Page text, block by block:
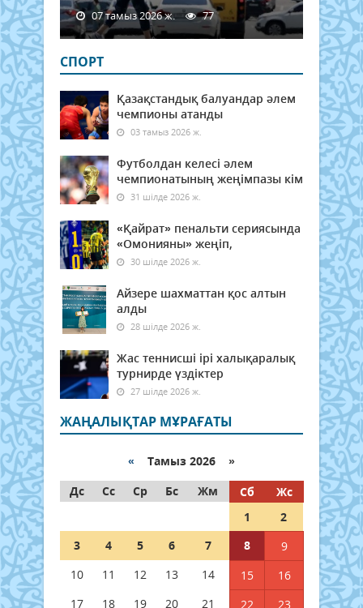
07 тамыз 2026 ж. 77
СПОРТ
Қазақстандық балуандар әлем
чемпионы атанды
03 тамыз 2026 ж.
Футболдан келесі әлем
чемпионатының жеңімпазы кім
31 шілде 2026 ж.
«Қайрат» пенальти сериясында
«Омонияны» жеңіп,
30 шілде 2026 ж.
Айзере шахматтан қос алтын
алды
28 шілде 2026 ж.
Жас теннисші ірі халықаралық
турнирде үздіктер
27 шілде 2026 ж.
ЖАҢАЛЫҚТАР МҰРАҒАТЫ
« Тамыз 2026 »
Дс
Сс Ср Бс Жм Сб
Жс
1
2
3
4 5 6 7 8
9
10
11 12 13 14 15
16
17
18 19 20 21 22 23